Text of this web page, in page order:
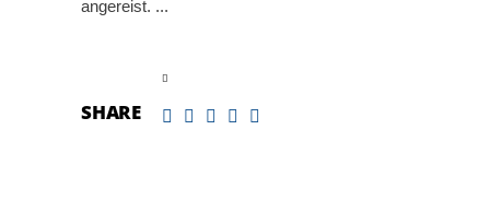
angereist.
SHARE